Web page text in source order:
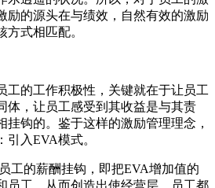
励的源头在与绩效，自然有效的激励
式相匹配。
工的工作积极性，关键就在于让员工
体，让员工感受到其收益是与其责
挂钩的。鉴于这样的激励管理理念，
入EVA模式。
工的薪酬挂钩，即把EVA增加值的
员工，从而创造出使经营层、员工都